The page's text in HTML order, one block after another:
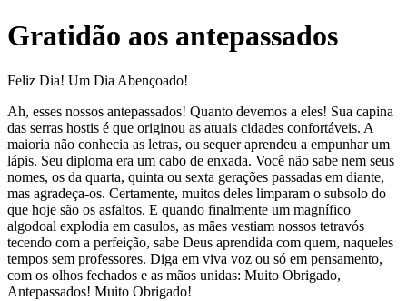
Gratidão aos antepassados
Feliz Dia! Um Dia Abençoado!
Ah, esses nossos antepassados! Quanto devemos a eles! Sua capina
das serras hostis é que originou as atuais cidades confortáveis. A
maioria não conhecia as letras, ou sequer aprendeu a empunhar um
lápis. Seu diploma era um cabo de enxada. Você não sabe nem seus
nomes, os da quarta, quinta ou sexta gerações passadas em diante,
mas agradeça-os. Certamente, muitos deles limparam o subsolo do
que hoje são os asfaltos. E quando finalmente um magnífico
algodoal explodia em casulos, as mães vestiam nossos tetravós
tecendo com a perfeição, sabe Deus aprendida com quem, naqueles
tempos sem professores. Diga em viva voz ou só em pensamento,
com os olhos fechados e as mãos unidas: Muito Obrigado,
Antepassados! Muito Obrigado!